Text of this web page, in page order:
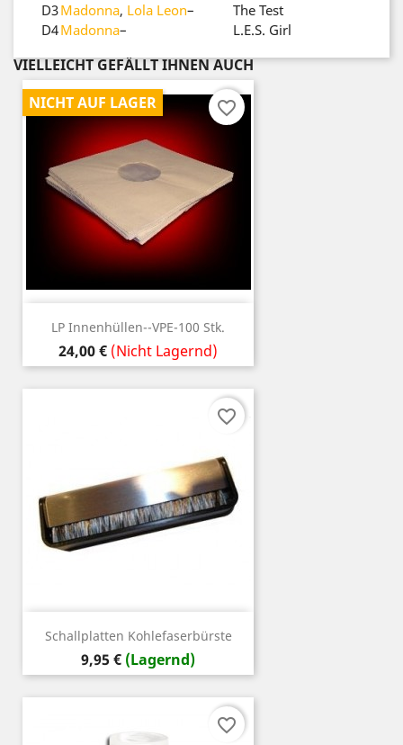
D3Madonna, Lola Leon–
The Test
D4Madonna– L.E.S. Girl
VIELLEICHT GEFÄLLT IHNEN AUCH
LP Innenhüllen--VPE-100 Stk.
Preis
24,00 € (Nicht Lagernd)
NICHT AUF LAGER favorite_border
Schallplatten Kohlefaserbürste
Preis
9,95 € (Lagernd)
favorite_border
favorite_border